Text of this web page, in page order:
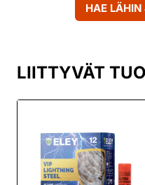
HAE
LIITTYVÄT